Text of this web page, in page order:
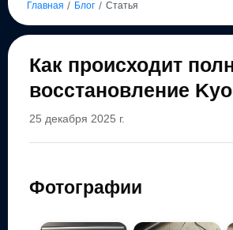
Главная / Блог / Статья
Как происходит
восстановление
25 декабря 2025 г.
Фотографии